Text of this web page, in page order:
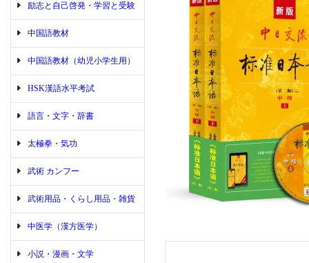
励志と自己啓発・学習と受験
中国語教材
中国語教材（幼児小学生用）
HSK漢語水平考試
語言・文字・辞書
太極拳・気功
武術 カンフー
武術用品・くらし用品・雑貨
中医学（漢方医学）
小説・漫画・文学